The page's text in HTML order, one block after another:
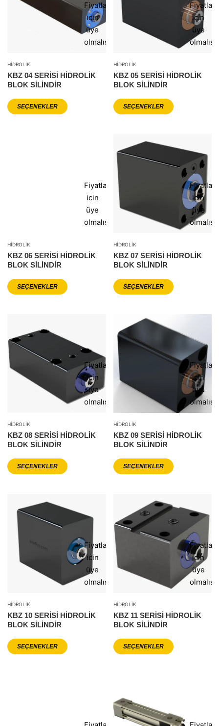
Fiyatlar
icin
üye
olmalısınız
HIDROLIK
KBZ 04 SERİSİ HİDROLİK
BLOK SİLİNDİR
SEÇENEKLER
Fiyatlar
icin
üye
HIDROLIK
KBZ 05 SERİSİ HİDROLİK
BLOK SİLİNDİR
SEÇENEKLER
Fiyatlar
icin
üye
olmalısınız
HIDROLIK
KBZ 06 SERİSİ HİDROLİK
BLOK SİLİNDİR
SEÇENEKLER
Fiyatlar
icin
üye
HIDROLIK
KBZ 07 SERİSİ HİDROLİK
BLOK SİLİNDİR
SEÇENEKLER
Fiyatlar
icin
üye
olmalısınız
HIDROLIK
KBZ 08 SERİSİ HİDROLİK
BLOK SİLİNDİR
SEÇENEKLER
Fiyatlar
icin
üye
HIDROLIK
KBZ 09 SERİSİ HİDROLİK
BLOK SİLİNDİR
SEÇENEKLER
Fiyatlar
icin
üye
olmalısınız
HIDROLIK
KBZ 10 SERİSİ HİDROLİK
BLOK SİLİNDİR
SEÇENEKLER
Fiyatlar
icin
üye
HIDROLIK
KBZ 11 SERİSİ HİDROLİK
BLOK SİLİNDİR
SEÇENEKLER